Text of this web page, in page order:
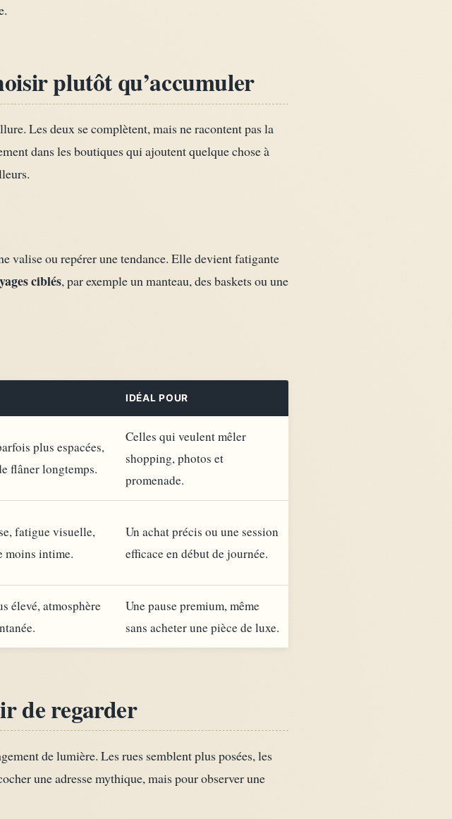
plutôt qu’accumuler
Les deux se complètent, mais ne racontent pas la
dans les boutiques qui ajoutent quelque chose à
valise ou repérer une tendance. Elle devient fatigante
ciblés, par exemple un manteau, des baskets ou une
IDÉAL POUR
plus espacées,
flâner longtemps.
Celles qui veulent mêler
shopping, photos et
promenade.
fatigue visuelle,
moins intime.
Un achat précis ou une session
efficace en début de journée.
élevé, atmosphère
Une pause premium, même
sans acheter une pièce de luxe.
de regarder
de lumière. Les rues semblent plus posées, les
une adresse mythique, mais pour observer une